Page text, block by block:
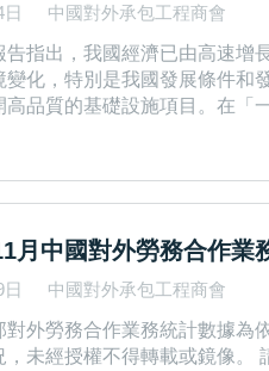
中國對外承包工程商會
告指出，我國經濟已由高速增
我國發展條件和發展階段變化做出的重大判斷。 對外承包工
高品質的基礎設施項目。在「
月中國對外勞務合作業
中國對外承包工程商會
對外勞務合作業務統計數據為
了